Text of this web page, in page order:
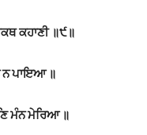
ਕਹਾਣੀ ॥੯॥
ਨ ਪਾਇਆ ॥
ਮੰਨ ਮੇਰਿਆ ॥